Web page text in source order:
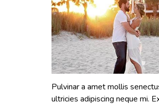
Pulvinar a amet mollis
ultricies adipiscing neque mi.